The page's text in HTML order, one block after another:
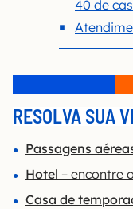
40 de
RESOLVA SUA
Passagens
Hotel – encontre
Casa de